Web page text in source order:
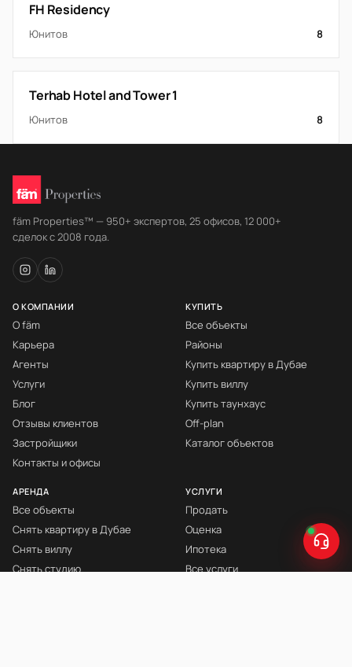
FH Residency
Юнитов 8
Terhab Hotel and Tower 1
Юнитов 8
fäm Properties™ — 950+ экспертов, 25 офисов, 12 000+
сделок с 2008 года.
О КОМПАНИИ
О fäm
Карьера
Агенты
Услуги
Блог
Отзывы клиентов
Застройщики
Контакты и офисы
КУПИТЬ
Все объекты
Районы
Купить квартиру в Дубае
Купить виллу
Купить таунхаус
Off-plan
Каталог объектов
АРЕНДА
Все объекты
Снять квартиру в Дубае
Снять виллу
Снять студию
УСЛУГИ
Продать
Оценка
Ипотека
Все услуги